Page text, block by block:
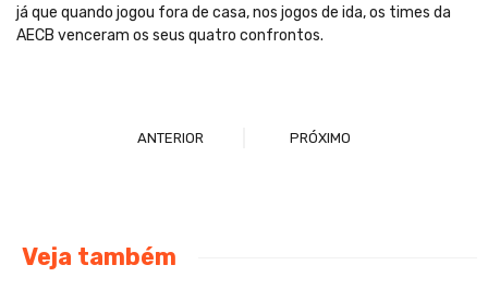
já que quando jogou fora de casa, nos jogos de ida, os times da
AECB venceram os seus quatro confrontos.
ANTERIOR PRÓXIMO
Veja também